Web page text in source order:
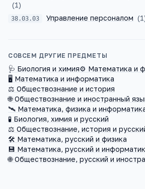
(1)
38.03.03 Управление персоналом (1
СОВСЕМ ДРУГИЕ ПРЕДМЕТЫ
🩺 Биология и химия⚙️ Математика и
🖥️ Математика и информатика
⚖️ Обществознание и история
🌐 Обществознание и иностранный
🛰️ Математика, физика и
🧪 Биология, химия и русский
⚖️ Обществознание, история и
🛠️ Математика, русский и физика
💾 Математика, русский и
🌐 Обществознание, русский и